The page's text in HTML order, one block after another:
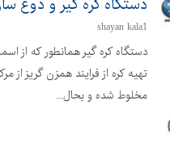
دستگاه کره گیر و دوغ
shayan kala1
دستگاه کره گیر همانطور که از
تهیه کره از فرایند همزن گریز
مخلوط شده و بحال...